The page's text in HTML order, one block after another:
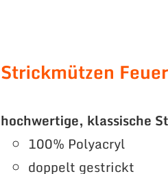
Strickmützen
hochwertige, klassische
100% Polyacryl
doppelt gestrickt